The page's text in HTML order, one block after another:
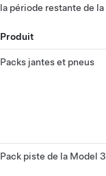
la période restante de la
Produit
Packs jantes et pneus
Pack piste de la Model 3